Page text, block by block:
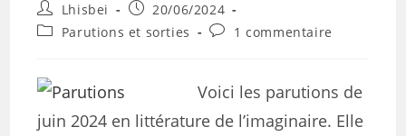
Lhisbei
20/06/2024
Parutions et sorties
1 commentaire
Voici les parutions de
juin 2024 en littérature de l’imaginaire. Elle